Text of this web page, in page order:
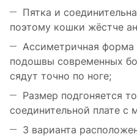
Пятка и
поэтому кошки жёстче
Ассиметричная форма
подошвы современных
сядут точно по ноге;
Размер подгоняется
соединительной плате с
3 варианта